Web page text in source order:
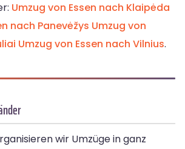
Umzug von Essen nach Klaipėda
nach Panevėžys Umzug von
Umzug von Essen nach Vilnius.
wir Umzüge in ganz